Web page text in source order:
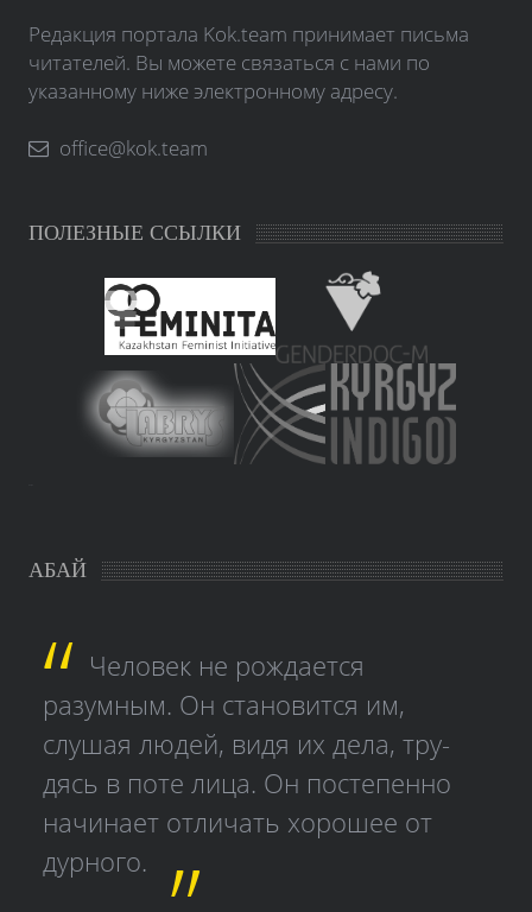
Редакция портала Kok.team принимает письма
читателей. Вы можете связаться с нами по
указанному ниже электронному адресу.
office@kok.team
ПОЛЕЗНЫЕ ССЫЛКИ
АБАЙ
Человек не рождается
разумным. Он становится им,
слушая людей, видя их дела, тру­
дясь в поте лица. Он постепенно
начинает отличать хорошее от
дурного.